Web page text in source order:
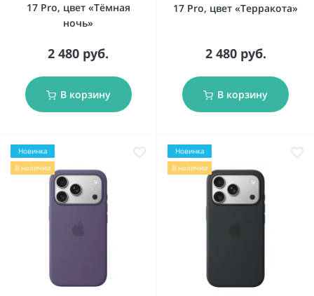
17 Pro, цвет «Тёмная
ночь»
2 480 руб.
В корзину
17 Pro, цвет «Терракота»
2 480 руб.
В корзину
Новинка
В наличии
Новинка
В наличии